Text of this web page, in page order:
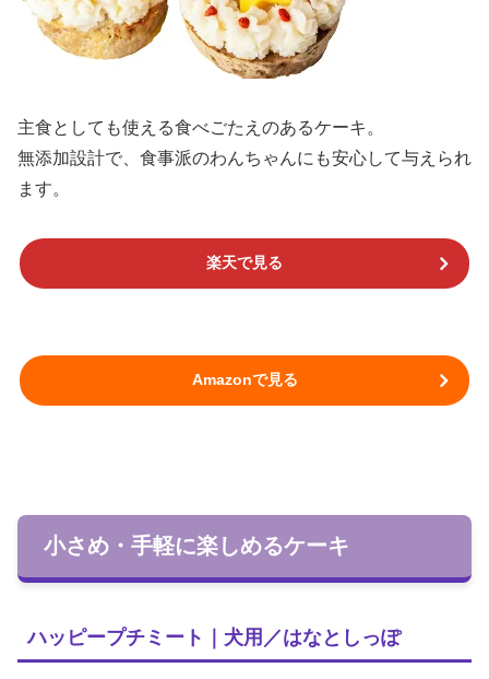
主食としても使える食べごたえのあるケーキ。
無添加設計で、食事派のわんちゃんにも安心して与えられ
ます。
楽天で見る
Amazonで見る
小さめ・手軽に楽しめるケーキ
ハッピープチミート｜犬用／はなとしっぽ